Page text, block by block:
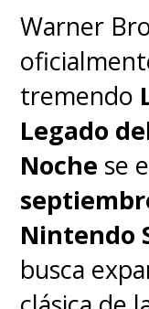
https://
— The Hollywood
"The
tanto de
crítica,
de dólares
Warner
tremendo
Legado
Noche se
Nintendo
busca